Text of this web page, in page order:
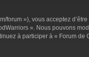
forum »), vous acceptez
». Nous pouvons
à participer à « Forum